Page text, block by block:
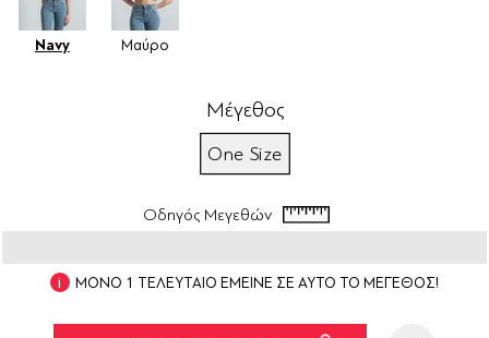
Navy Μαύρο
Μέγεθος
One Size
Οδηγός Μεγεθών
ΜΟΝΟ 1 ΤΕΛΕΥΤΑΙΟ ΕΜΕΙΝΕ ΣΕ ΑΥΤΟ ΤΟ ΜΕΓΕΘΟΣ!